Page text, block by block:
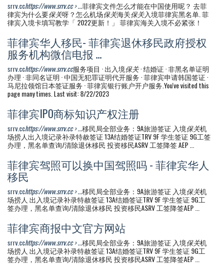
srrv.cchttps://www.srrv.cc › ...菲律宾文件怎么才能在中国使用呢？ 去菲
律宾为什么要保关呀？怎么机场保关海关保关入境菲律宾黑名单. 菲
律宾入境卡填写教学「 2022更新！」 菲律宾海关入境不必紧张！
菲律宾华人移民- 菲律宾退休移民政府授权
服务机构微信电报 ...
srrv.cchttps://www.srrv.cc服务项目 · 出入境保关· 结婚证 · 非黑名单证明
办理 · 非同名证明 · 中国无犯罪证明代开服务 · 菲律宾申请韩国签证 ·
马尼拉领馆日本签证服务 · 菲律宾银行账户开户服务.You've visited this
page many times. Last visit: 8/22/2023
菲律宾IPO商标知识产权注册
srrv.cchttps://www.srrv.cc › ...移民局全部业务：9A旅游签证 入境保关机
场捞人出入境记录补录特赦签证 13A结婚签证TRV 9F 学生签证 9G工签
办理，黑名单查询/清除退休移民 投资移民ASRV 工签降签 AEP ...
菲律宾驾照可以换中国驾照吗 - 菲律宾华人
移民
srrv.cchttps://www.srrv.cc › ...移民局全部业务：9A旅游签证 入境保关机
场捞人 出入境记录补录特赦签证 13A结婚签证TRV 9F 学生签证 9G工
签办理，黑名单查询/清除退休移民 投资移民ASRV 工签降签AEP ...
菲律宾商报中文官方网站
srrv.cchttps://www.srrv.cc › ...移民局全部业务：9A旅游签证 入境保关机
场捞人 出入境记录补录特赦签证 13A结婚签证TRV 9F 学生签证 9G工
签办理，黑名单查询/清除退休移民 投资移民ASRV 工签降签AEP ...